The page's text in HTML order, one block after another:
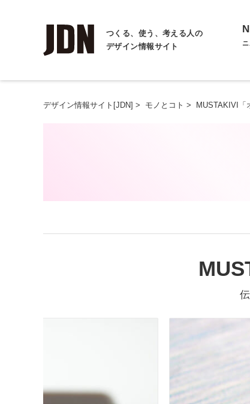
つくる、使う、考える人の
デザイン情報サイト
デザイン情報サイト[JDN] > モノとコト > MUSTAKIVI「